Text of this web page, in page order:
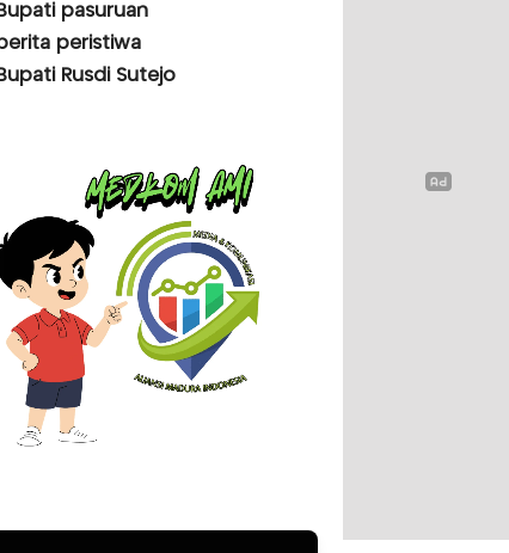
Bupati pasuruan
berita peristiwa
Bupati Rusdi Sutejo